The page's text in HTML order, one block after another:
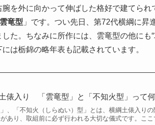
を外に向かって伸ばした格好で建てられ
雲竜型 」です。つい先日、第72代横綱に
た。ちなみに所作には、雲竜型の他にも
は栃錦の略年表も記載されています。
俵入り 「雲竜型」と「不知火型」って何
」、「不知火（しらぬい）型」とは、横綱土俵入り
あり、取組前に必ず行われる大切な儀式です。ここ